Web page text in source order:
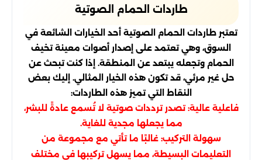
طاردات الحمام الصوتية
تعتبر طاردات الحمام الصوتية أحد الخيارات الشائعة في
السوق، وهي تعتمد على إصدار أصوات معينة تخيف
الحمام وتجعله يبتعد عن المنطقة. إذا كنت تبحث عن
حل غير مرئي، قد تكون هذه الخيار المثالي. إليك بعض
النقاط التي تميز هذه الطاردات:
فاعلية عالية: تصدر ترددات صوتية لا تُسمع عادةً للبشر،
مما يجعلها مجدية للغاية.
سهولة التركيب: غالبًا ما تأتي مع مجموعة من
التعليمات البسيطة، مما يسهل تركيبها في مختلف